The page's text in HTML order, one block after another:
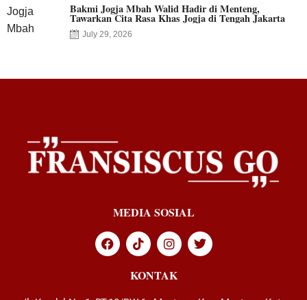
Bakmi Jogja Mbah Walid Hadir di Menteng,
Tawarkan Cita Rasa Khas Jogja di Tengah Jakarta
July 29, 2026
MEDIA SOSIAL
KONTAK